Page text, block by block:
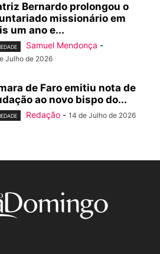
Bernardo prolongou o
missionário em
um ano e...
Samuel Mendonça -
Julho de 2026
de Faro emitiu nota de
ao novo bispo do...
Redação - 14 de Julho de 2026